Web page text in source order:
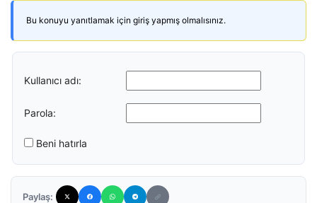
Bu konuyu yanıtlamak için giriş yapmış olmalısınız.
Kullanıcı adı:
Parola:
Beni hatırla
Paylaş: